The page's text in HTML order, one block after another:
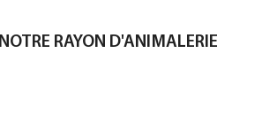
RAYON D'ANIMALERIE